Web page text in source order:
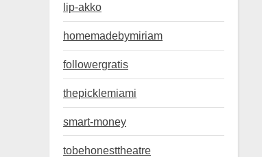
lip-akko
homemadebymiriam
followergratis
thepicklemiami
smart-money
tobehonesttheatre